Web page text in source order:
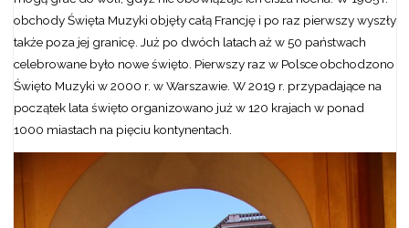
obchody Święta Muzyki objęły całą Francję i po raz pierwszy wyszły
także poza jej granicę. Już po dwóch latach aż w 50 państwach
celebrowane było nowe święto. Pierwszy raz w Polsce obchodzono
Święto Muzyki w 2000 r. w Warszawie. W 2019 r. przypadające na
początek lata święto organizowano już w 120 krajach w ponad
1000 miastach na pięciu kontynentach.